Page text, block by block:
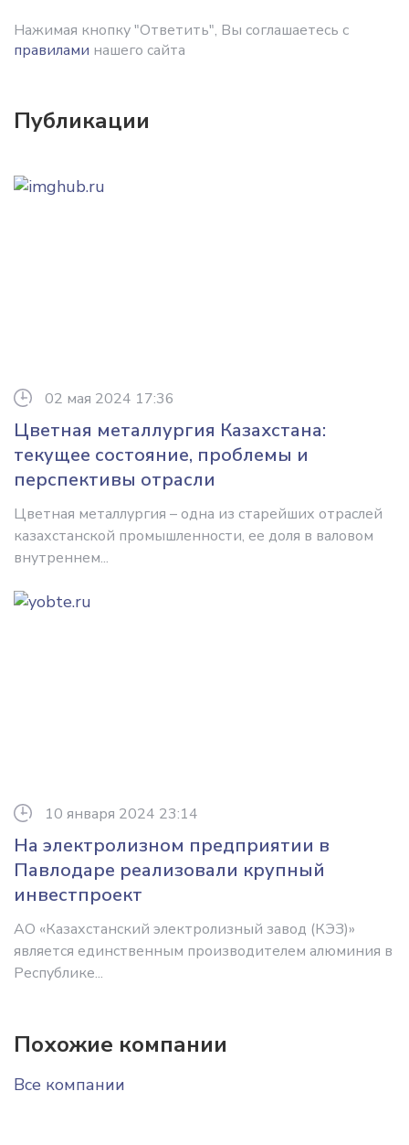
Нажимая кнопку "Ответить", Вы соглашаетесь с
правилами нашего сайта
Публикации
02 мая 2024 17:36
Цветная металлургия Казахстана:
текущее состояние, проблемы и
перспективы отрасли
Цветная металлургия – одна из старейших отраслей
казахстанской промышленности, ее доля в валовом
внутреннем...
10 января 2024 23:14
На электролизном предприятии в
Павлодаре реализовали крупный
инвестпроект
АО «Казахстанский электролизный завод (КЭЗ)»
является единственным производителем алюминия в
Республике...
Похожие компании
Все компании